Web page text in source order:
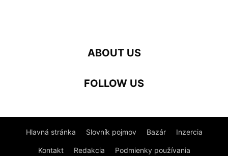
ABOUT US
FOLLOW US
Hlavná stránka Slovník pojmov Bazár Inzercia
Kontakt Redakcia Podmienky používania